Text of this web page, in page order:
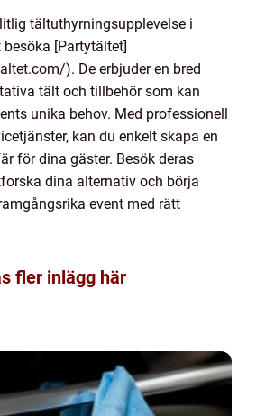
tältuthyrningsupplevelse i
[Partytältet]
). De erbjuder en bred
tält och tillbehör som kan
unika behov. Med professionell
kan du enkelt skapa en
för dina gäster. Besök deras
dina alternativ och börja
event med rätt
fler inlägg här